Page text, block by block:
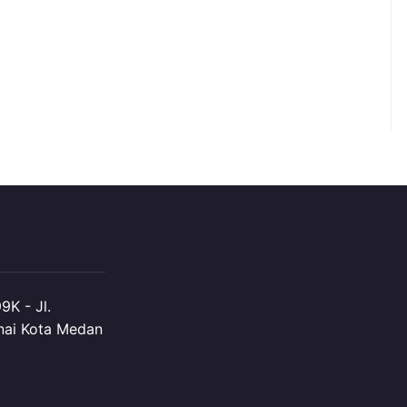
- Jl.
Kota Medan